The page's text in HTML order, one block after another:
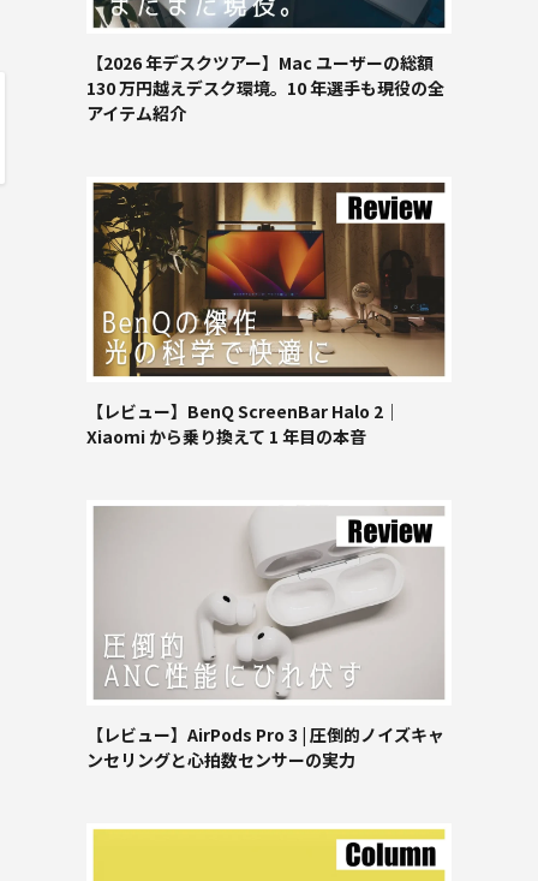
【2026 年デスクツアー】Mac ユーザーの総額
130 万円越えデスク環境。10 年選手も現役の全
アイテム紹介
【レビュー】BenQ ScreenBar Halo 2｜
Xiaomi から乗り換えて 1 年目の本音
【レビュー】AirPods Pro 3 | 圧倒的ノイズキャ
ンセリングと心拍数センサーの実力